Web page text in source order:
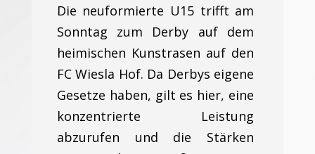
Die neuformierte U15 trifft am
Sonntag zum Derby auf dem
heimischen Kunstrasen auf den
FC Wiesla Hof. Da Derbys eigene
Gesetze haben, gilt es hier, eine
konzentrierte Leistung
abzurufen und die Stärken